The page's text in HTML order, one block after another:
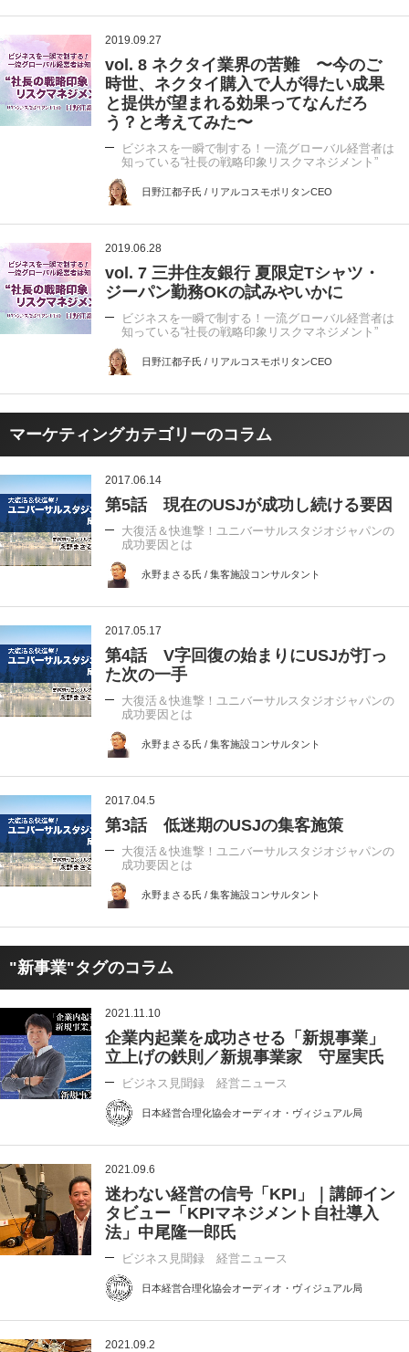
2019.09.27
vol. 8 ネクタイ業界の苦難 〜今のご
時世、ネクタイ購入で人が得たい成果
と提供が望まれる効果ってなんだろ
う？と考えてみた〜
ビジネスを一瞬で制する！一流グローバル経営者は
知っている“社長の戦略印象リスクマネジメント”
日野江都子氏 / リアルコスモポリタンCEO
2019.06.28
vol. 7 三井住友銀行 夏限定Tシャツ・
ジーパン勤務OKの試みやいかに
ビジネスを一瞬で制する！一流グローバル経営者は
知っている“社長の戦略印象リスクマネジメント”
日野江都子氏 / リアルコスモポリタンCEO
マーケティングカテゴリーのコラム
2017.06.14
第5話 現在のUSJが成功し続ける要因
大復活＆快進撃！ユニバーサルスタジオジャパンの
成功要因とは
永野まさる氏 / 集客施設コンサルタント
2017.05.17
第4話 V字回復の始まりにUSJが打っ
た次の一手
大復活＆快進撃！ユニバーサルスタジオジャパンの
成功要因とは
永野まさる氏 / 集客施設コンサルタント
2017.04.5
第3話 低迷期のUSJの集客施策
大復活＆快進撃！ユニバーサルスタジオジャパンの
成功要因とは
永野まさる氏 / 集客施設コンサルタント
"新事業"タグのコラム
2021.11.10
企業内起業を成功させる「新規事業」
立上げの鉄則／新規事業家 守屋実氏
ビジネス見聞録 経営ニュース
日本経営合理化協会オーディオ・ヴィジュアル局
2021.09.6
迷わない経営の信号「KPI」｜講師イン
タビュー「KPIマネジメント自社導入
法」中尾隆一郎氏
ビジネス見聞録 経営ニュース
日本経営合理化協会オーディオ・ヴィジュアル局
2021.09.2